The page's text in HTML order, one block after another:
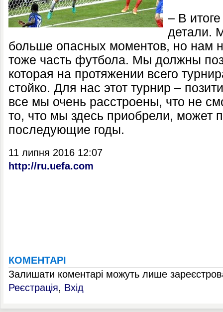
– В
детали.
больше опасных моментов, но нам
тоже часть футбола. Мы должны
которая на протяжении всего
стойко. Для нас этот турнир –
все мы очень расстроены, что не
то, что мы здесь приобрели, может
последующие годы.
11 липня 2016 12:07
http://ru.uefa.com
КОМЕНТАРІ
Залишати коментарі можуть лише
Реєстрація, Вхід